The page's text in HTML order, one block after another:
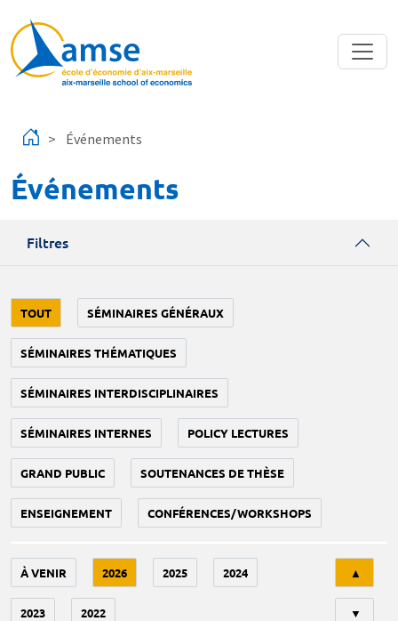
Événements
Événements
Filtres
TOUT SÉMINAIRES GÉNÉRAUX
SÉMINAIRES THÉMATIQUES
SÉMINAIRES INTERDISCIPLINAIRES
SÉMINAIRES INTERNES POLICY LECTURES
GRAND PUBLIC SOUTENANCES DE THÈSE
ENSEIGNEMENT CONFÉRENCES/WORKSHOPS
À VENIR 2026 2025 2024
2023 2022
▲
▼